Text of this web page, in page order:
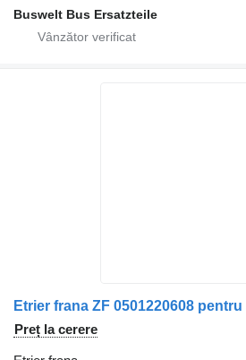
Buswelt Bus Ersatzteile
Preț la cerere